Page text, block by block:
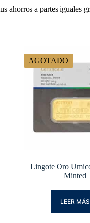
ahorros a partes iguales
AGOTADO
Lingote Oro
Minted
LEER MÁS